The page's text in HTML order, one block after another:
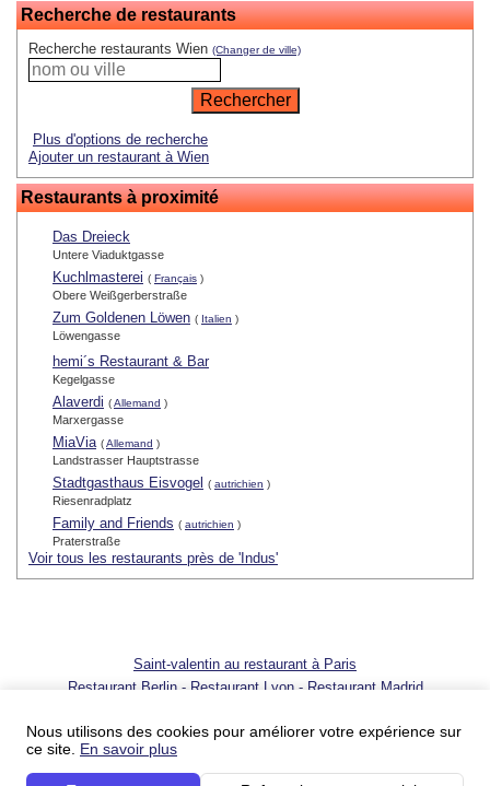
Recherche de restaurants
Recherche restaurants Wien (Changer de ville)
Plus d'options de recherche
Ajouter un restaurant à Wien
Restaurants à proximité
Das Dreieck
Untere Viaduktgasse
Kuchlmasterei ( Français )
Obere Weißgerberstraße
Zum Goldenen Löwen ( Italien )
Löwengasse
hemi´s Restaurant & Bar
Kegelgasse
Alaverdi (Allemand )
Marxergasse
MiaVia (Allemand )
Landstrasser Hauptstrasse
Stadtgasthaus Eisvogel ( autrichien )
Riesenradplatz
Family and Friends ( autrichien )
Praterstraße
Voir tous les restaurants près de 'Indus'
Saint-valentin au restaurant à Paris
Restaurant Berlin- Restaurant Lyon- Restaurant Madrid
interdite
Ajouter votre restaurant
Nous utilisons des cookies pour améliorer votre expérience sur
ce site. En savoir plus